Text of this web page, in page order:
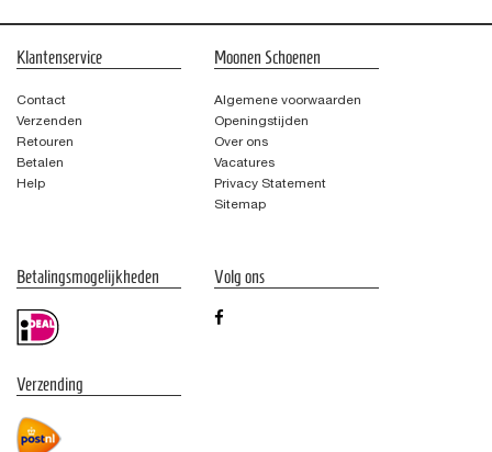
Klantenservice
Contact
Verzenden
Retouren
Betalen
Help
Moonen Schoenen
Algemene voorwaarden
Openingstijden
Over ons
Vacatures
Privacy Statement
Sitemap
Betalingsmogelijkheden
Verzending
Volg ons